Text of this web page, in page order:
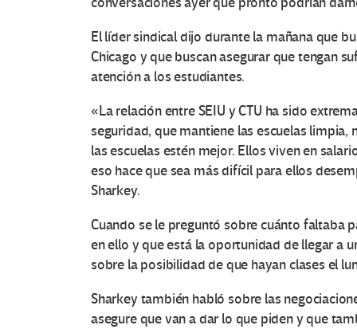
El líder sindical dijo durante la mañana que
Chicago y que buscan asegurar que tengan
atención a los estudiantes.
«La relación entre SEIU y CTU ha sido
seguridad, que mantiene las escuelas limpia,
las escuelas estén mejor. Ellos viven en
eso hace que sea más difícil para ellos
Sharkey.
Cuando se le preguntó sobre cuánto faltaba
en ello y que está la oportunidad de llegar a
sobre la posibilidad de que hayan clases el
Sharkey también habló sobre las
asegure que van a dar lo que piden y que